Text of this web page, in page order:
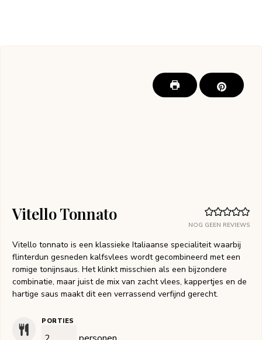
NOG GEEN REVIEWS
Vitello Tonnato
Vitello tonnato is een klassieke Italiaanse specialiteit waarbij
flinterdun gesneden kalfsvlees wordt gecombineerd met een
romige tonijnsaus. Het klinkt misschien als een bijzondere
combinatie, maar juist de mix van zacht vlees, kappertjes en de
hartige saus maakt dit een verrassend verfijnd gerecht.
PORTIES